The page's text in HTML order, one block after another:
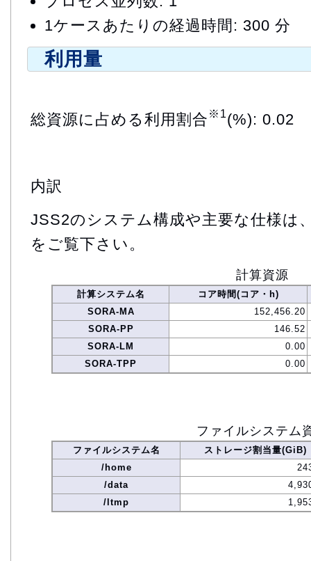
1ケースあたりの経過時間: 300 分
利用量
総資源に占める利用割合 ※1(%): 0.02
内訳
JSS2のシステム構成や主要な仕様は
をご覧下さい。
計算資源
計算システム名
コア時間(コア・h)
SORA-MA
152,456.20
SORA-PP
146.52
SORA-LM
0.00
SORA-TPP
0.00
ファイルシステム
ファイルシステム名
ストレージ割当量(GiB)
/home
/data
/ltmp